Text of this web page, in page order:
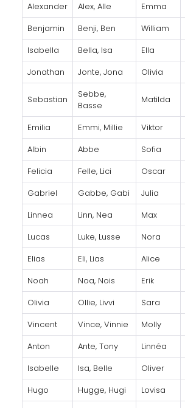
Alexander
Alex, Alle Emma
Benjamin
Benji, Ben William
Isabella
Bella, Isa Ella
Jonathan
Jonte, Jona Olivia
Sebastian
Sebbe,
Basse
Matilda
Emilia Emmi, Millie Viktor
Albin
Abbe Sofia
Felicia
Felle, Lici Oscar
Gabriel
Gabbe, Gabi Julia
Linnea
Linn, Nea Max
Lucas
Luke, Lusse Nora
Elias
Eli, Lias Alice
Noah
Noa, Nois Erik
Olivia
Ollie, Livvi Sara
Vincent
Vince, Vinnie Molly
Anton
Ante, Tony Linnéa
Isabelle
Isa, Belle Oliver
Hugo
Hugge, Hugi Lovisa